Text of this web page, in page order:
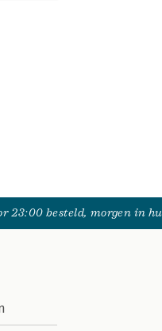
23:00 besteld, morgen in